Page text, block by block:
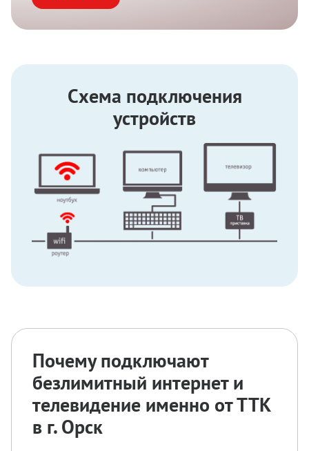
Схема подключения
устройств
Почему подключают
безлимитный интернет и
телевидение именно от ТТК
в г. Орск